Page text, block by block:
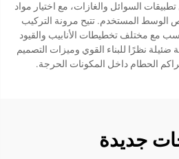
السوائل والغازات، مع اختيار مواد
الوسط المستخدم. تتيح مرونة التركيب
مع مختلف تخطيطات الأنابيب والقيود
ضئيلة نظرًا للبناء القوي وميزات التصميم
الحطام داخل المكونات الحرجة.
جديدة